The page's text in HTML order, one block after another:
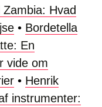
Hvad
• Bordetella
En
vide om
• Henrik
instrumenter: